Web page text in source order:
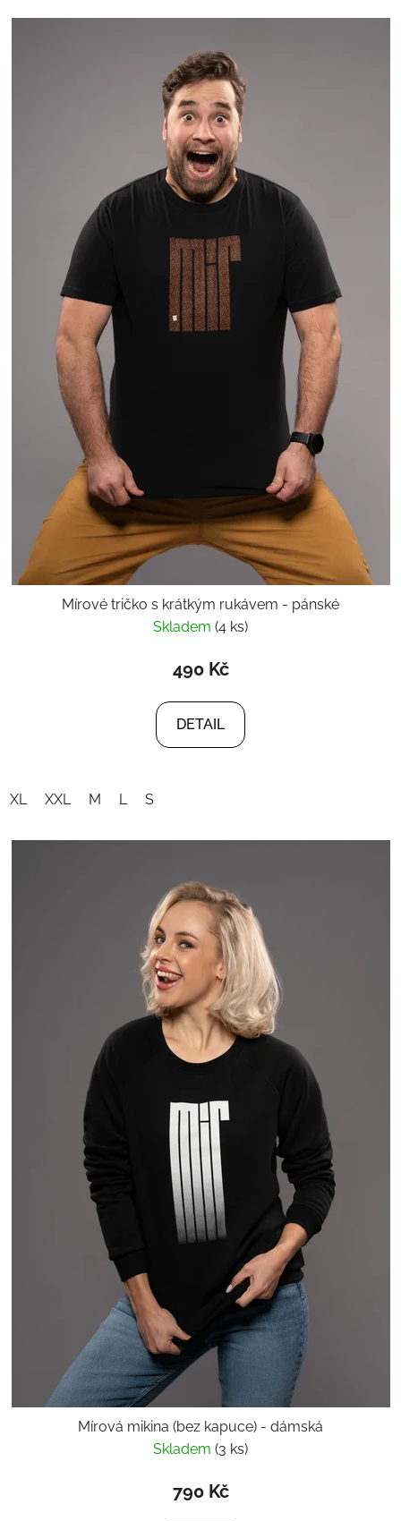
Mírové tričko s krátkým rukávem - pánské
Skladem (4 ks)
490 Kč
DETAIL
XL XXL M L S
Mírová mikina (bez kapuce) - dámská
Skladem (3 ks)
790 Kč